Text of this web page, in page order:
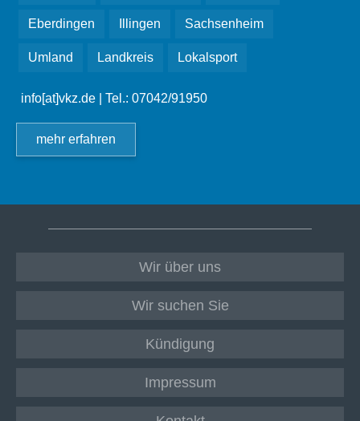
Eberdingen Illingen Sachsenheim
Umland Landkreis Lokalsport
info[at]vkz.de | Tel.: 07042/91950
mehr erfahren
Wir über uns
Wir suchen Sie
Kündigung
Impressum